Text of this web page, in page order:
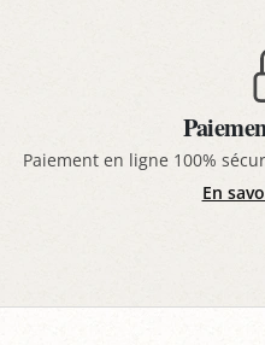
Paiement en ligne 100%
En